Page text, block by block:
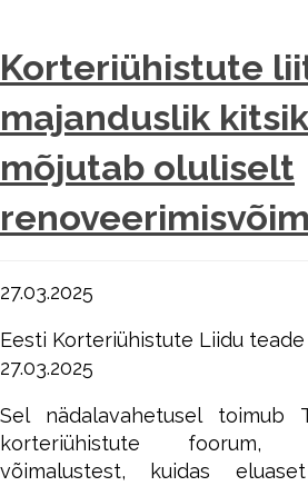
Korteriühistute
majanduslik
mõjutab oluliselt
27.03.2025
Eesti Korteriühistute Liidu teade
27.03.2025
Sel nädalavahetusel toimub
korteriühistute foorum,
võimalustest, kuidas